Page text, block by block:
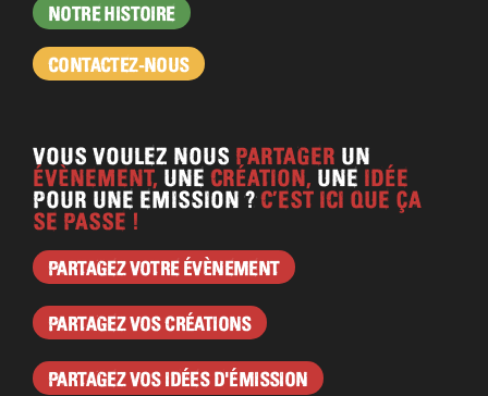
NOTRE HISTOIRE
CONTACTEZ-NOUS
VOUS VOULEZ NOUS PARTAGER UN
ÉVÈNEMENT, UNE CRÉATION, UNE IDÉE
POUR UNE EMISSION ?C’EST ICI QUE ÇA
SE PASSE !
PARTAGEZ VOTRE ÉVÈNEMENT
PARTAGEZ VOS CRÉATIONS
PARTAGEZ VOS IDÉES D'ÉMISSION